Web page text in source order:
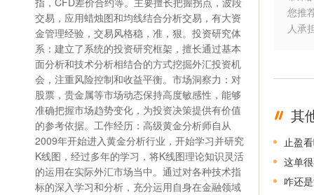
交易，应用蜡烛图和均线结合分析交易，有大资
金管理经验，交易风格稳，准，狠。投资研究体
系：建立了系统的投资研究框架，擅长通过基本
面分析和技术分析相结合的方式挖掘外汇投资机
会，注重风险控制和收益平衡。市场洞察力：对
股票，贵金属等市场动态保持高度敏感性，能够
准确把握市场趋势变化，为投资决策提供有价值
的参考依据。工作经历：高级黄金分析师自从
2009年开始进入黄金分析行业，开始学习并研究
K线图，经过多年的学习，将K线图理论知识灵活
的运用在实际外汇市场当中。通过对各种技术指
标的深入学习和分析，充分运用自身在金融领域
您推
人承
其
止盈
这单
咋还